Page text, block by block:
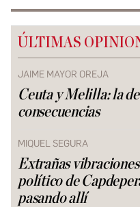
ÚLTIMAS
JAIME MAYOR OREJA
Ceuta y Melilla: la
consecuencias
MIQUEL SEGURA
Extrañas
político de
pasando allí